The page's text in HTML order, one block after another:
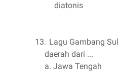
diatonis
13. Lagu Gambang
daerah dari ...
a. Jawa Tengah